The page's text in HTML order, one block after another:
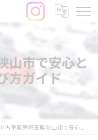
山市で安心と
方ガイド
中古車販売埼玉県狭山市で安心と満足を得る選び方ガイド